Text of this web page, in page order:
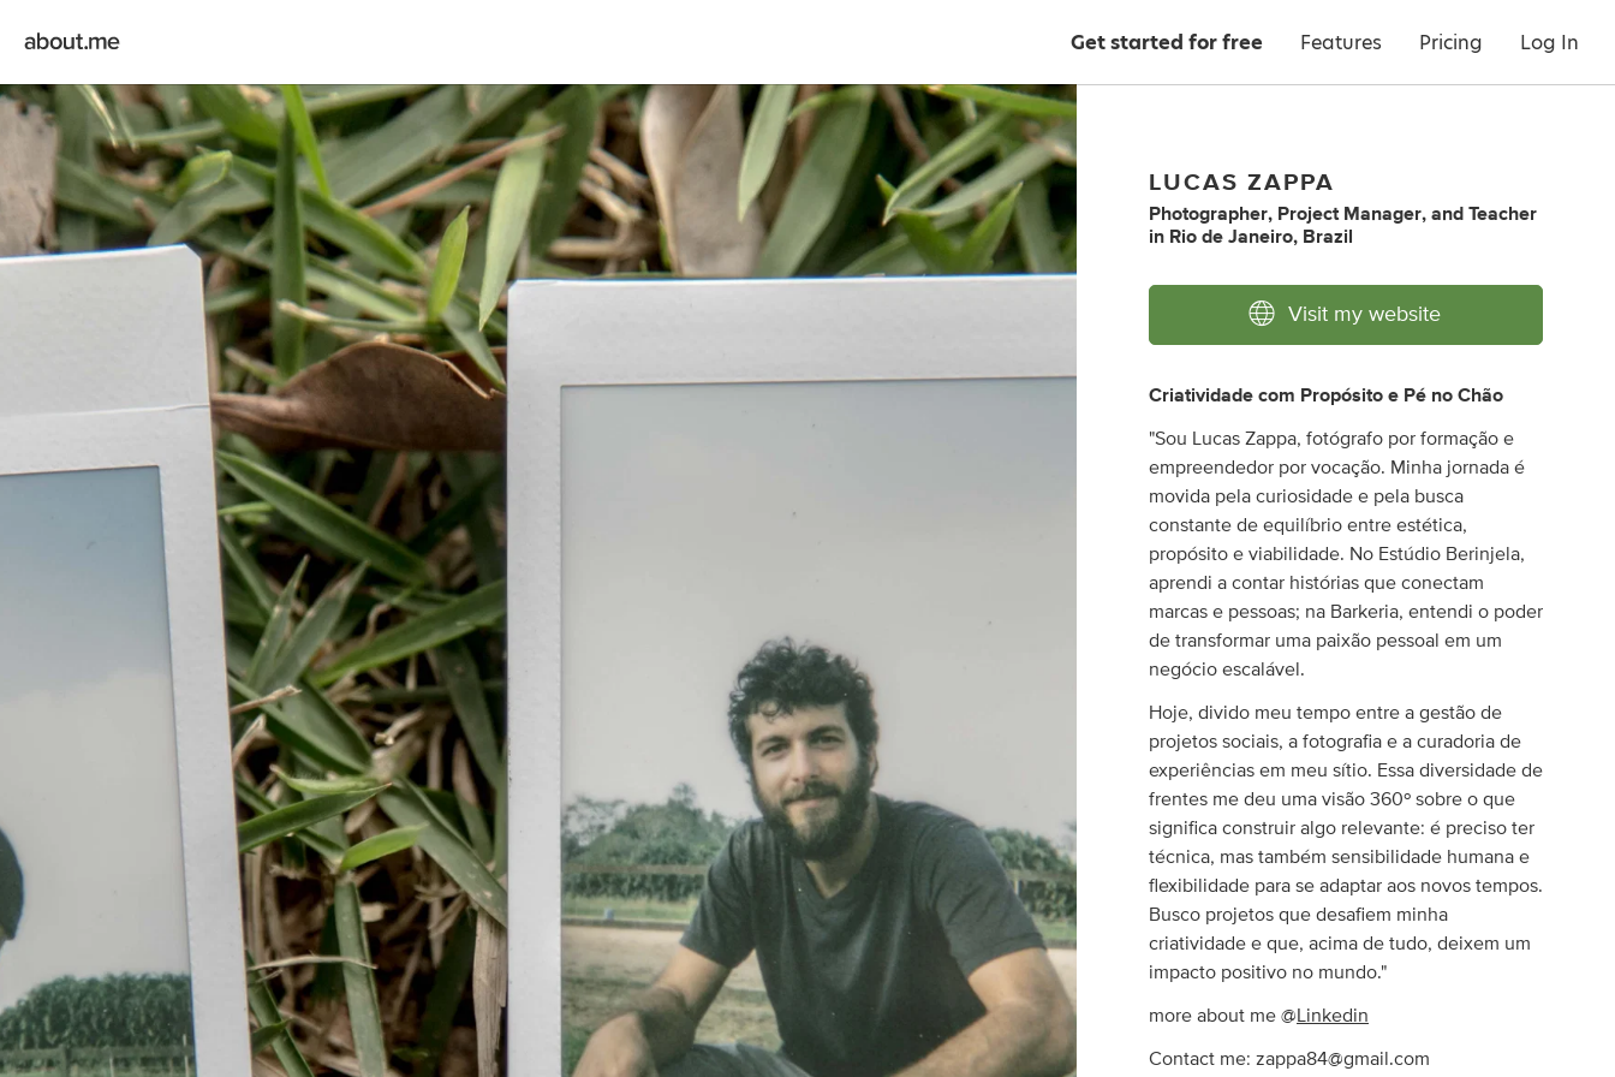
Get started for free Features Pricing Log In
LUCAS ZAPPA
Photographer, Project Manager, andTeacher
in Rio de Janeiro, Brazil
Visit my website
Criatividade com Propósito e Pé no Chão
"Sou Lucas Zappa, fotógrafo por formação e
empreendedor por vocação. Minha jornada é
movida pela curiosidade e pela busca
constante de equilíbrio entre estética,
propósito e viabilidade. No Estúdio Berinjela,
aprendi a contar histórias que conectam
marcas e pessoas; na Barkeria, entendi o poder
de transformar uma paixão pessoal em um
negócio escalável.
Hoje, divido meu tempo entre a gestão de
projetos sociais, a fotografia e a curadoria de
experiências em meu sítio. Essa diversidade de
frentes me deu uma visão 360º sobre o que
significa construir algo relevante: é preciso ter
técnica, mas também sensibilidade humana e
flexibilidade para se adaptar aos novos tempos.
Busco projetos que desafiem minha
criatividade e que, acima de tudo, deixem um
impacto positivo no mundo."
more about me @ Linkedin
Contact me:zappa84@gmail.com